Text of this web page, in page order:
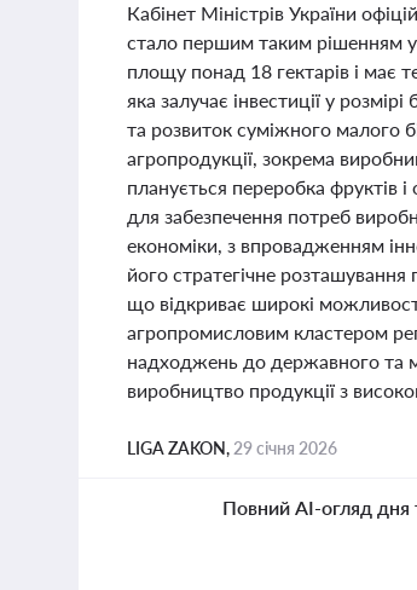
Кабінет Міністрів України
стало першим таким рішенням у
площу понад 18 гектарів і має
яка залучає інвестиції у
та розвиток суміжного малого
агропродукції, зокрема
планується переробка фруктів
для забезпечення потреб
економіки, з впровадженням
його стратегічне
що відкриває широкі
агропромисловим кластером
надходжень до державного та
виробництво продукції з
LIGA ZAKON, 29 січня 2026
Повний AI-огляд дня